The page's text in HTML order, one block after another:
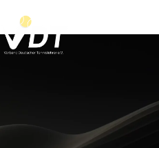
Inhalt
springen